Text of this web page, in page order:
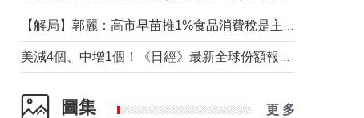
圖集 更 多